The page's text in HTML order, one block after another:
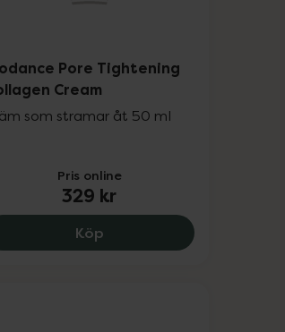
Toner Pads, 309 kr.
Pore Tightening
Cream
som stramar åt 50 ml
Pris online
329 kr
KöpBiodance Pore